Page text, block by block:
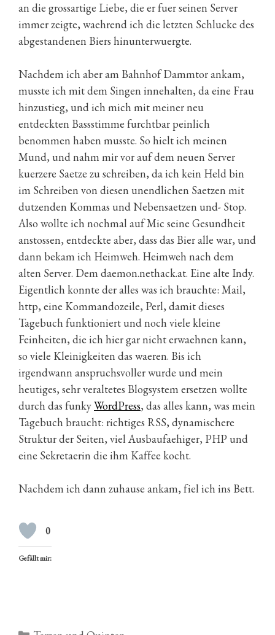
an die grossartige Liebe, die er fuer seinen Server
immer zeigte, waehrend ich die letzten Schlucke des
abgestandenen Biers hinunterwuergte.
Nachdem ich aber am Bahnhof Dammtor ankam,
musste ich mit dem Singen innehalten, da eine Frau
hinzustieg, und ich mich mit meiner neu
entdeckten Bassstimme furchtbar peinlich
benommen haben musste. So hielt ich meinen
Mund, und nahm mir vor auf dem neuen Server
kuerzere Saetze zu schreiben, da ich kein Held bin
im Schreiben von diesen unendlichen Saetzen mit
dutzenden Kommas und Nebensaetzen und- Stop.
Also wollte ich nochmal auf Mic seine Gesundheit
anstossen, entdeckte aber, dass das Bier alle war, und
dann bekam ich Heimweh. Heimweh nach dem
alten Server. Dem daemon.nethack.at. Eine alte Indy.
Eigentlich konnte der alles was ich brauchte: Mail,
http, eine Kommandozeile, Perl, damit dieses
Tagebuch funktioniert und noch viele kleine
Feinheiten, die ich hier gar nicht erwaehnen kann,
so viele Kleinigkeiten das waeren. Bis ich
irgendwann anspruchsvoller wurde und mein
heutiges, sehr veraltetes Blogsystem ersetzen wollte
durch das funkyWordPress, das alles kann, was mein
Tagebuch braucht: richtiges RSS, dynamischere
Struktur der Seiten, viel Ausbaufaehiger, PHP und
eine Sekretaerin die ihm Kaffee kocht.
Nachdem ich dann zuhause ankam, fiel ich ins Bett.
0
Gefällt mir: